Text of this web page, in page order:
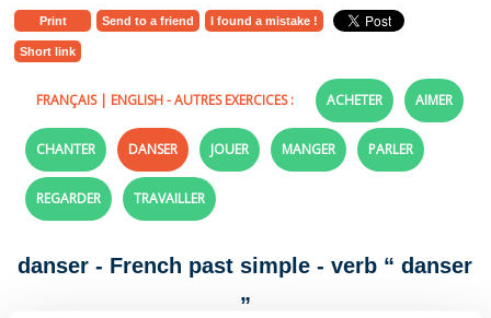
Print Send to a friend I found a mistake !
Short link
FRANÇAIS| ENGLISH- AUTRES EXERCICES : ACHETER AIMER
CHANTER DANSER JOUER MANGER PARLER
REGARDER TRAVAILLER
danser - French past simple - verb “ danser
”